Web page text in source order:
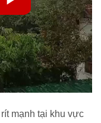
mạnh tại khu vực